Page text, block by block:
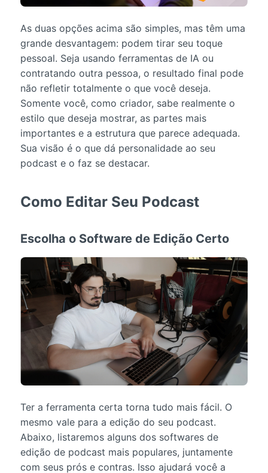
As duas opções acima são simples, mas têm uma
grande desvantagem: podem tirar seu toque
pessoal. Seja usando ferramentas de IA ou
contratando outra pessoa, o resultado final pode
não refletir totalmente o que você deseja.
Somente você, como criador, sabe realmente o
estilo que deseja mostrar, as partes mais
importantes e a estrutura que parece adequada.
Sua visão é o que dá personalidade ao seu
podcast e o faz se destacar.
Como Editar Seu Podcast
Escolha o Software de Edição Certo
Ter a ferramenta certa torna tudo mais fácil. O
mesmo vale para a edição do seu podcast.
Abaixo, listaremos alguns dos softwares de
edição de podcast mais populares, juntamente
com seus prós e contras. Isso ajudará você a